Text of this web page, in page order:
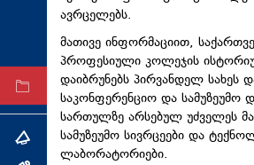
ტექნოლოგიები
ტაბლოიდი
არქივი
თემა
ავრცელებს.
მათივე ინფორმაციით,
პროფესიული კოლეჯის
დაიბრუნებს პირვანდელ სახეს
საკონფერენციო და სამუზეუმო
სართულზე არსებულ უძველეს
სამუზეუმო სივრცეები და
ლაბორატორიები.